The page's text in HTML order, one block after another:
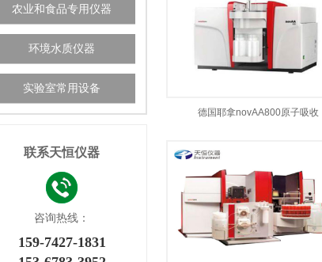
农业和食品专用仪器
环境水质仪器
实验室常用设备
联系天恒仪器
咨询热线：
159-7427-1831
德国耶拿novAA800原子吸收